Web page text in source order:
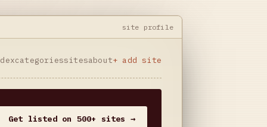
site profile
categoriessitesabout+ add site
Get listed on 500+ sites →